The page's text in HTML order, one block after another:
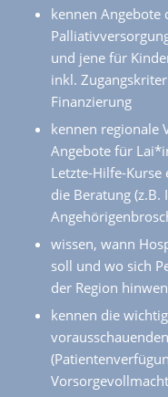
kennen Angebote
und jene für
inkl.
Finanzierung
kennen regionale
Angebote für
Letzte-Hilfe-Kurse
die Beratung
wissen, wann
soll und wo sich
der Region
kennen die